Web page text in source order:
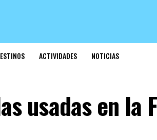
ACTIVIDADES NOTICIAS
usadas en la